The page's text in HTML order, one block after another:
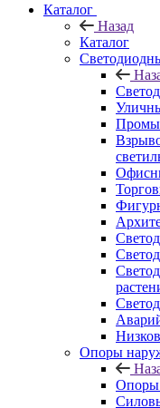
Каталог
Назад
Каталог
Опоры
Опоры